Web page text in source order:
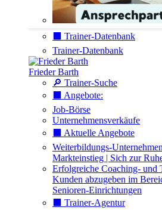
⬛️ Trainer-Datenbank
Trainer-Datenbank
Frieder Barth
🔎 Trainer-Suche
⬛️ Angebote:
Job-Börse
Unternehmensverkäufe
⬛️ Aktuelle Angebote
Weiterbildungs-
Markteinstieg | Sich zur
Erfolgreiche Coaching- und
Kunden abzugeben im
Senioren-Einrichtungen
⬛️ Trainer-Agentur